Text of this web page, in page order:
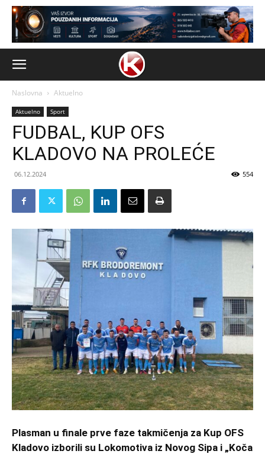
Naslovna Aktuelno
Aktuelno Sport
FUDBAL, KUP OFS
KLADOVO NA PROLEĆE
06.12.2024 554
Plasman u finale prve faze takmičenja za Kup OFS
Kladovo izborili su Lokomotiva iz Novog Sipa i „Koča